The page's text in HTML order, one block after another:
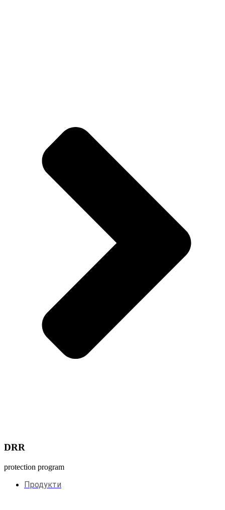
DRR
protection program
Продукти